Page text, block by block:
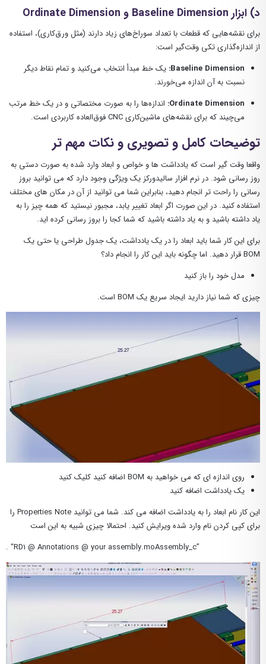
د) ابزار Baseline Dimension و Ordinate Dimension
برای نقشه‌هایی که قطعات با تعداد سوراخ‌های زیاد دارند (مثل ورق‌کاری)، استفاده
از اندازه‌گذاری تکی وقت‌گیر است:
Baseline Dimension: یک خط مبدأ انتخاب می‌کنید و تمام نقاط دیگر
نسبت به آن اندازه می‌خورند.
Ordinate Dimension: اندازه‌ها را به صورت مختصاتی و در یک خط مرتب
می‌چیند که برای نقشه‌های ماشین‌کاری CNC فوق‌العاده کاربردی است.
توضیحات کامل و تصویری و نکات مهم تر
واقعا وقت گیر است که یادداشت ها و خواص و ابعاد وارد شده به صورت دستی به
روز رسانی شود. در نرم افزار سالیدورکز یک ویژگی وجود دارد که می توانید بروز
رسانی را راحت تر انجام دهید، بنابراین شما می توانید از آن در مکان های مختلف
استفاده کنید. در این صورت اگر ابعاد تغییر یابد، مجبور نیستید که همه چیز را به
یاد داشته باشید و به یاد داشته باشید که شما کجا را بروز رسانی کرده اید.
برای این کار شما باید ابعاد را در یک یادداشت، یک جدول طراحی یا حتی یک
BOM قرار دهید. اما چگونه باید این کار را انجام داد؟
مدل خود را باز کنید
چیزی که شما نیاز دارید ایجاد سریع یک BOM است.
روی اندازه ای که می خواهید به BOM اضافه کنید کلیک کنید
یک یادداشت اضافه کنید
این کار نام ابعاد را به یادداشت اضافه می کند. شما می توانید Properties Note را
برای کپی کردن نام وارد شده ویرایش کنید. احتمالا چیزی شبیه به این است
. “RD1 @ Annotations @ your assembly.moAssembly_c”